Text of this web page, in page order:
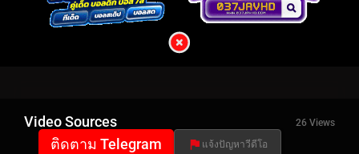
Video Sources 26 Views
ติดตาม Telegram แจ้งปัญหาวีดีโอ